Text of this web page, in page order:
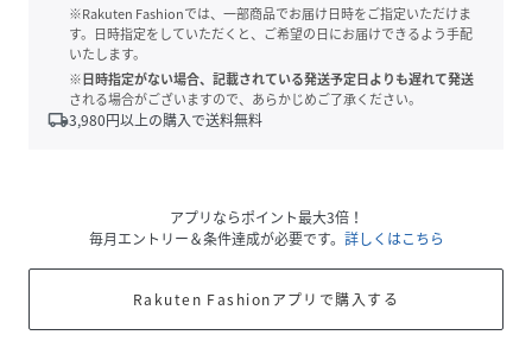
※Rakuten Fashionでは、一部商品でお届け日時をご指定いただけま
す。日時指定をしていただくと、ご希望の日にお届けできるよう手配
いたします。
※日時指定がない場合、記載されている発送予定日よりも遅れて発送
される場合がございますので、あらかじめご了承ください。
local_shipping3,980円以上の購入で送料無料
アプリならポイント最大3倍！
毎月エントリー＆条件達成が必要です。 詳しくはこちら
Rakuten Fashionアプリで購入する